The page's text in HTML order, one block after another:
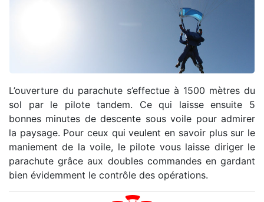
L’ouverture du parachute s’effectue à 1500 mètres du
sol par le pilote tandem. Ce qui laisse ensuite 5
bonnes minutes de descente sous voile pour admirer
la paysage. Pour ceux qui veulent en savoir plus sur le
maniement de la voile, le pilote vous laisse diriger le
parachute grâce aux doubles commandes en gardant
bien évidemment le contrôle des opérations.